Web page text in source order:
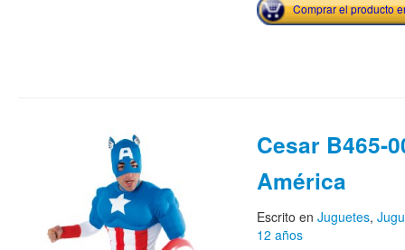
Comprar el producto
Cesar B465-
América
Escrito en Juguetes,
12 años